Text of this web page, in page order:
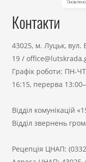
Контакти
43025, м. Луцьк, вул.
19 /
Графік роботи: ПН-
16:15, перерва
Відділ комунікацій
Відділ звернень
Рецепція ЦНАП: